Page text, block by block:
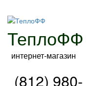
ТеплоФФ
интернет-магазин
(812) 980-